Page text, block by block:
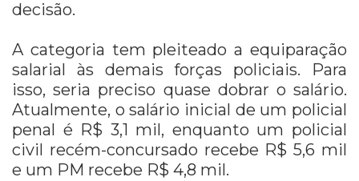
decisão.
A categoria tem pleiteado a equiparação
salarial às demais forças policiais. Para
isso, seria preciso quase dobrar o salário.
Atualmente, o salário inicial de um policial
penal é R$ 3,1 mil, enquanto um policial
civil recém-concursado recebe R$ 5,6 mil
e um PM recebe R$ 4,8 mil.